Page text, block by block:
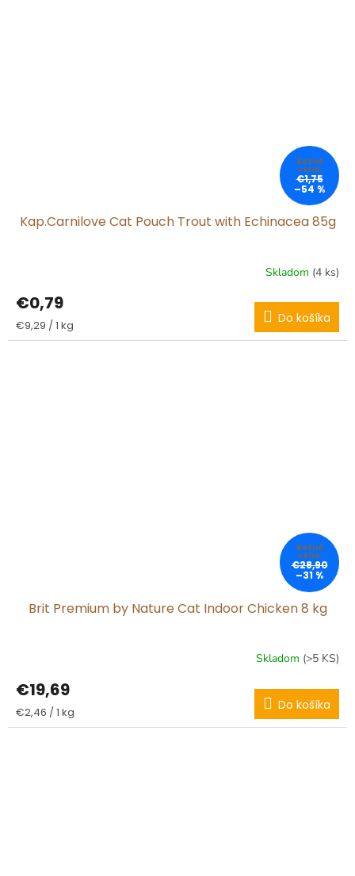
€1,75
–54 %
Kap.Carnilove Cat Pouch Trout with Echinacea 85g
Skladom (4 ks)
€0,79
Jednotková
cena:
€9,29 / 1 kg Do košíka
€28,90
–31 %
Brit Premium by Nature Cat Indoor Chicken 8 kg
Skladom (>5 KS)
€19,69
Jednotková
cena:
€2,46 / 1 kg Do košíka